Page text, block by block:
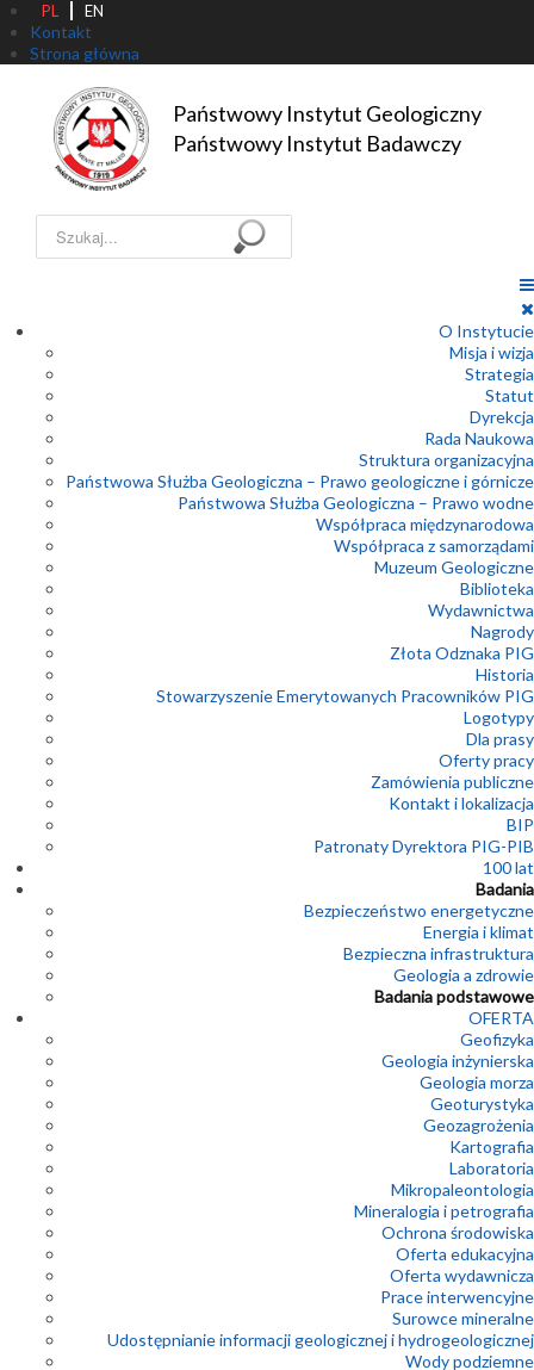
PL EN
Kontakt
Strona główna
Państwowy Instytut Geologiczny
Państwowy Instytut Badawczy
Szukaj...
O Instytucie
Misja i wizja
Strategia
Statut
Dyrekcja
Rada Naukowa
Struktura organizacyjna
Państwowa Służba Geologiczna – Prawo geologiczne i górnicze
Państwowa Służba Geologiczna – Prawo wodne
Współpraca międzynarodowa
Współpraca z samorządami
Muzeum Geologiczne
Biblioteka
Wydawnictwa
Nagrody
Złota Odznaka PIG
Historia
Stowarzyszenie Emerytowanych Pracowników PIG
Logotypy
Dla prasy
Oferty pracy
Zamówienia publiczne
Kontakt i lokalizacja
BIP
Patronaty Dyrektora PIG-PIB
100 lat
Badania
Bezpieczeństwo energetyczne
Energia i klimat
Bezpieczna infrastruktura
Geologia a zdrowie
Badania podstawowe
OFERTA
Geofizyka
Geologia inżynierska
Geologia morza
Geoturystyka
Geozagrożenia
Kartografia
Laboratoria
Mikropaleontologia
Mineralogia i petrografia
Ochrona środowiska
Oferta edukacyjna
Oferta wydawnicza
Prace interwencyjne
Surowce mineralne
Udostępnianie informacji geologicznej i hydrogeologicznej
Wody podziemne